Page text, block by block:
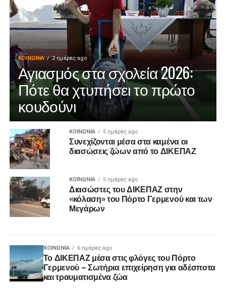
ΚΟΙΝΩΝΊΑ 2 ημέρες ago
Αγιασμός στα σχολεία 2026:
Πότε θα χτυπήσει το πρώτο
κουδούνι
ΚΟΙΝΩΝΊΑ 5 ημέρες ago
Συνεχίζονται μέσα στα καμένα οι
διασώσεις ζώων από το ΔΙΚΕΠΑΖ
ΚΟΙΝΩΝΊΑ 5 ημέρες ago
Διασώστες του ΔΙΚΕΠΑΖ στην
«κόλαση» του Πόρτο Γερμενού και των
Μεγάρων
ΚΟΙΝΩΝΊΑ 6 ημέρες ago
Το ΔΙΚΕΠΑΖ μέσα στις φλόγες του Πόρτο
Γερμενού – Σωτήρια επιχείρηση για αδέσποτα
και τραυματισμένα ζώα